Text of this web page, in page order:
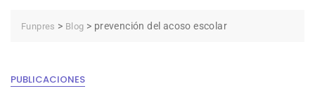
Funpres > Blog > prevención del acoso escolar
PUBLICACIONES